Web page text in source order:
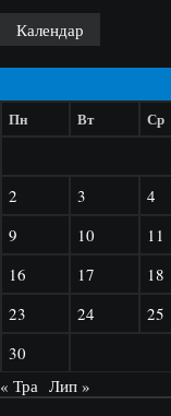
Календар
Пн Вт Ср
2
3 4
9
10 11
16
17 18
23
24 25
30
« Тра Лип »